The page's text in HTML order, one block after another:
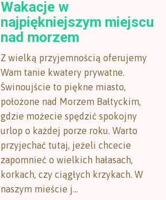
Wakacje w
najpiękniejszym miejscu
nad morzem
Z wielką przyjemnością oferujemy
Wam tanie kwatery prywatne.
Świnoujście to piękne miasto,
położone nad Morzem Bałtyckim,
gdzie możecie spędzić spokojny
urlop o każdej porze roku. Warto
przyjechać tutaj, jeżeli chcecie
zapomnieć o wielkich hałasach,
korkach, czy ciągłych krzykach. W
naszym mieście j...